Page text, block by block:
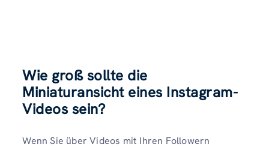
Wie groß sollte die
Miniaturansicht eines Instagram-
Videos sein?
Wenn Sie über Videos mit Ihren Followern